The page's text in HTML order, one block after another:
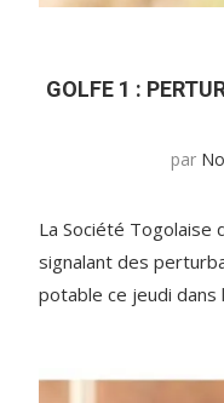
GOLFE 1 :
par
La Société Togolaise
signalant des
potable ce jeudi dans